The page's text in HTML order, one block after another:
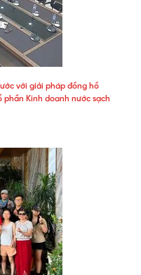
với giải pháp đồng hồ
phần Kinh doanh nước sạch